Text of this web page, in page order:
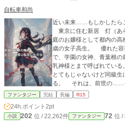
自転車和尚
近い未来……もしかしたら
東京に住む新居 灯（あ
庭のお嬢様として都内の
歳の女子高生。 優れた容姿と超高校生級のスタイルの良さ
で、学園の女神、青葉根の
乳神様とまで呼ばれてい
とてもじゃないけど同級
る。 それは、前世の……それも異世界で最強と呼ばれた剣
聖（ソードマスター）、ノ
子高生として転生したの
女子高生として悩んでい
ファンタジー 完結 長編 R15
24h.ポイント 2pt
小説 202 位 / 22,262件 ファンタジー 72 位 /